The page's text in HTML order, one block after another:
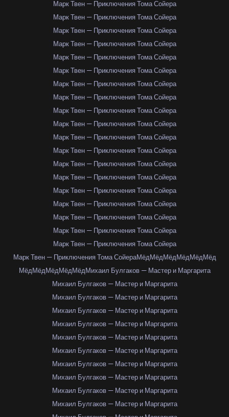
Марк Твен — Приключения Тома Сойера
Марк Твен — Приключения Тома Сойера
Марк Твен — Приключения Тома Сойера
Марк Твен — Приключения Тома Сойера
Марк Твен — Приключения Тома Сойера
Марк Твен — Приключения Тома Сойера
Марк Твен — Приключения Тома Сойера
Марк Твен — Приключения Тома Сойера
Марк Твен — Приключения Тома Сойера
Марк Твен — Приключения Тома Сойера
Марк Твен — Приключения Тома Сойера
Марк Твен — Приключения Тома Сойера
Марк Твен — Приключения Тома Сойера
Марк Твен — Приключения Тома Сойера
Марк Твен — Приключения Тома Сойера
Марк Твен — Приключения Тома Сойера
Марк Твен — Приключения Тома Сойера
Марк Твен — Приключения Тома Сойера
Марк Твен — Приключения Тома Сойера
Марк Твен — Приключения Тома СойераМёдМёдМёдМёдМёдМёд
МёдМёдМёдМёдМёдМихаил Булгаков — Мастер и Маргарита
Михаил Булгаков — Мастер и Маргарита
Михаил Булгаков — Мастер и Маргарита
Михаил Булгаков — Мастер и Маргарита
Михаил Булгаков — Мастер и Маргарита
Михаил Булгаков — Мастер и Маргарита
Михаил Булгаков — Мастер и Маргарита
Михаил Булгаков — Мастер и Маргарита
Михаил Булгаков — Мастер и Маргарита
Михаил Булгаков — Мастер и Маргарита
Михаил Булгаков — Мастер и Маргарита